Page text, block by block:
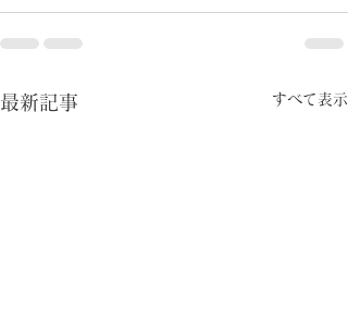
最新記事 すべて表示